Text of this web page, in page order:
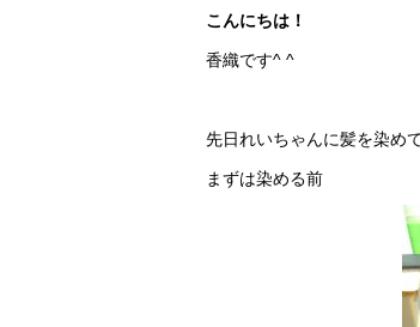
こんにちは！
香織です^ ^
先日れいちゃんに髪を染め
まずは染める前